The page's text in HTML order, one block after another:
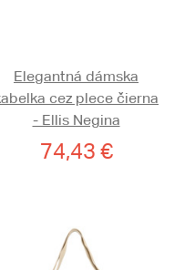
Elegantná dámska
cez plece čierna
- Ellis Negina
74,43 €